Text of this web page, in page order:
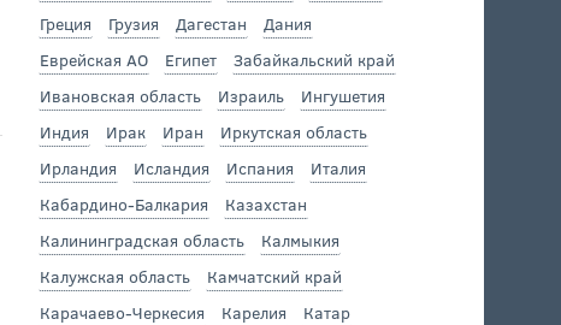
Греция
Грузия Дагестан
Дания
Еврейская АО
Египет
Забайкальский край
Ивановская область
Израиль
Ингушетия
Индия
Ирак Иран
Иркутская область
Ирландия
Исландия Испания
Италия
Кабардино-Балкария
Казахстан
Калининградская область
Калмыкия
Калужская область
Камчатский край
Карачаево-Черкесия
Карелия
Катар